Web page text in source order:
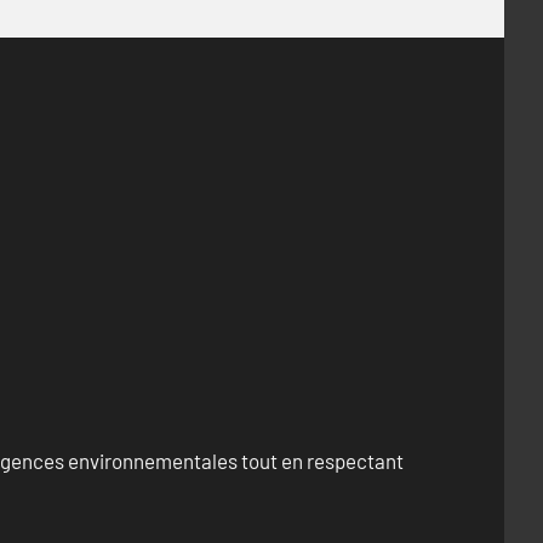
environnementales tout en respectant